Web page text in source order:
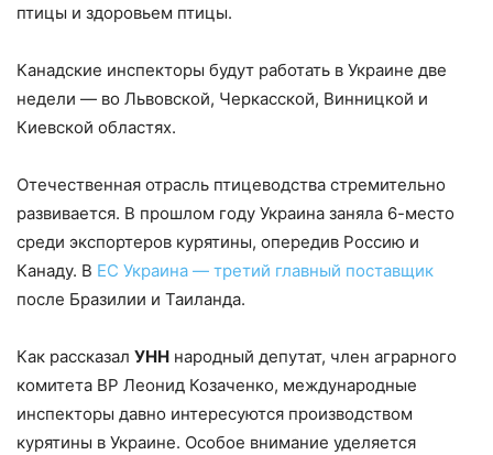
птицы и здоровьем птицы.
Канадские инспекторы будут работать в Украине две
недели — во Львовской, Черкасской, Винницкой и
Киевской областях.
Отечественная отрасль птицеводства стремительно
развивается. В прошлом году Украина заняла 6-место
среди экспортеров курятины, опередив Россию и
Канаду. В ЕС Украина — третий главный поставщик
после Бразилии и Таиланда.
Как рассказал УНН народный депутат, член аграрного
комитета ВР Леонид Козаченко, международные
инспекторы давно интересуются производством
курятины в Украине. Особое внимание уделяется